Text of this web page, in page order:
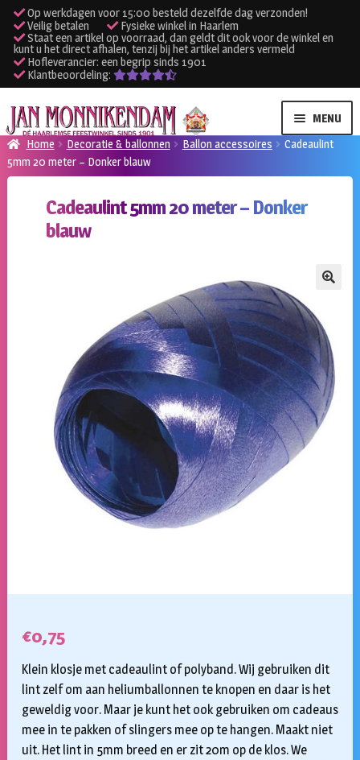
Op werkdagen voor 15:00 besteld dezelfde dag verzonden!
Veilig betalen
Fysieke winkel in Haarlem
Staat een artikel op voorraad, dan geldt dit ook voor de winkel en
kunt u het direct afhalen, tenzij bij het artikel anders vermeld
Hofleverancier: een begrip sinds 1901
Klantbeoordeling:
Ga
door
naar
navigatie
Ga
naar
de
inhoud
MENU
Verhuur kleding
Verhuur apparatuur
Inloggen
Home Decoratie & ballonnen Ballon accessoires
Cadeaulint
5mm 20 meter – Donker blauw
Cadeaulint 5mm 20 meter – Donker
blauw
€0,75
Klein klosje met cadeaulint of polyband. Wij gebruiken dit
lint zelf om aan heliumballonnen te knopen en daar is het
geweldig voor. Maar je kunt het ook gebruiken om cadeaus
mee in te pakken of slingers mee op te hangen. Maakt niet
uit. Het lint in 5mm breed en er zit 20m op de klos. We